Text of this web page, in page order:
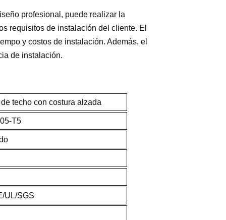
profesional, puede realizar la
requisitos de instalación del cliente. El
y costos de instalación. Además, el
de instalación.
techo con costura alzada
T5
UL/SGS